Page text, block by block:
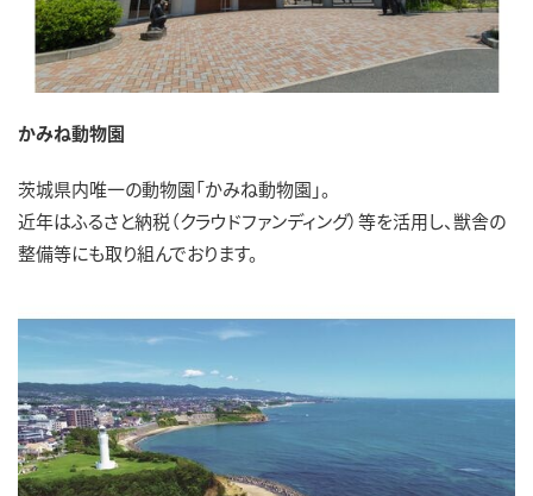
かみね動物園
茨城県内唯一の動物園「かみね動物園」。
近年はふるさと納税（クラウドファンディング）等を活用し、獣舎の
整備等にも取り組んでおります。